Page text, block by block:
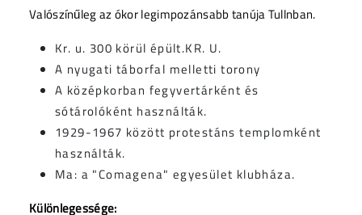
Valószínűleg az ókor legimpozánsabb tanúja Tullnban.
Kr. u. 300 körül épült.KR. U.
A nyugati táborfal melletti torony
A középkorban fegyvertárként és
sótárolóként használták.
1929-1967 között protestáns templomként
használták.
Ma: a "Comagena" egyesület klubháza.
Különlegessége: